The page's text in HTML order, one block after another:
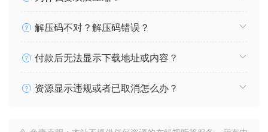
解压码不对？解压码错误？
付款后无法显示下载地址或内容？
资源显示违规或者已取消怎么办？